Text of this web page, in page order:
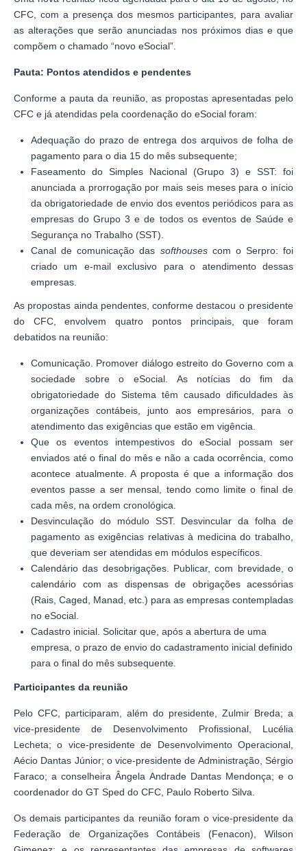
CFC, com a presença dos mesmos participantes, para avaliar
as alterações que serão anunciadas nos próximos dias e que
compõem o chamado “novo eSocial”.
Pauta: Pontos atendidos e pendentes
Conforme a pauta da reunião, as propostas apresentadas pelo
CFC e já atendidas pela coordenação do eSocial foram:
Adequação do prazo de entrega dos arquivos de folha de
pagamento para o dia 15 do mês subsequente;
Faseamento do Simples Nacional (Grupo 3) e SST: foi
anunciada a prorrogação por mais seis meses para o início
da obrigatoriedade de envio dos eventos periódicos para as
empresas do Grupo 3 e de todos os eventos de Saúde e
Segurança no Trabalho (SST).
Canal de comunicação das softhousescom o Serpro: foi
criado um e-mail exclusivo para o atendimento dessas
empresas.
As propostas ainda pendentes, conforme destacou o presidente
do CFC, envolvem quatro pontos principais, que foram
debatidos na reunião:
Comunicação. Promover diálogo estreito do Governo com a
sociedade sobre o eSocial. As notícias do fim da
obrigatoriedade do Sistema têm causado dificuldades às
organizações contábeis, junto aos empresários, para o
atendimento das exigências que estão em vigência.
Que os eventos intempestivos do eSocial possam ser
enviados até o final do mês e não a cada ocorrência, como
acontece atualmente. A proposta é que a informação dos
eventos passe a ser mensal, tendo como limite o final de
cada mês, na ordem cronológica.
Desvinculação do módulo SST. Desvincular da folha de
pagamento as exigências relativas à medicina do trabalho,
que deveriam ser atendidas em módulos específicos.
Calendário das desobrigações. Publicar, com brevidade, o
calendário com as dispensas de obrigações acessórias
(Rais, Caged, Manad, etc.) para as empresas contempladas
no eSocial.
Cadastro inicial. Solicitar que, após a abertura de uma
empresa, o prazo de envio do cadastramento inicial definido
para o final do mês subsequente.
Participantes da reunião
Pelo CFC, participaram, além do presidente, Zulmir Breda; a
vice-presidente de Desenvolvimento Profissional, Lucélia
Lecheta; o vice-presidente de Desenvolvimento Operacional,
Aécio Dantas Júnior; o vice-presidente de Administração, Sérgio
Faraco; a conselheira Ângela Andrade Dantas Mendonça; e o
coordenador do GT Sped do CFC, Paulo Roberto Silva.
Os demais participantes da reunião foram o vice-presidente da
Federação de Organizações Contábeis (Fenacon), Wilson